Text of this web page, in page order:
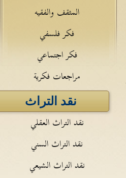
المثقف والفقيه
فكر فلسفي
فكر اجتماعي
مراجعات فكرية
نقد التراث
نقد التراث العقلي
نقد التراث السني
نقد التراث الشيعي